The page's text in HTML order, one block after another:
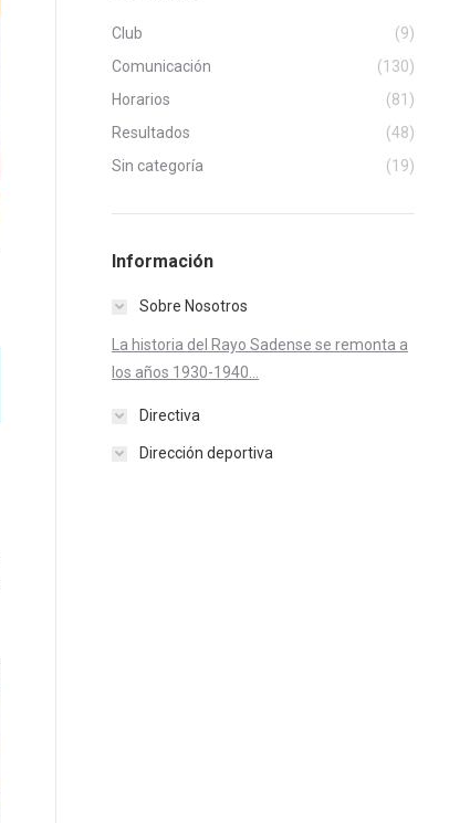
Club
(9)
Comunicación
(130)
Horarios
(81)
Resultados
(48)
Sin categoría
(19)
Información
Sobre Nosotros
La historia del Rayo Sadense se remonta a
los años 1930-1940...
Directiva
Dirección deportiva